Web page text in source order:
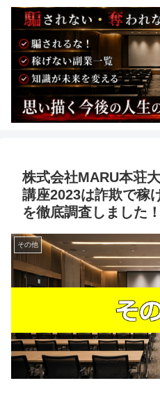
株式会社MARU本荘
講座2023は詐欺で稼
を徹底調査しました！
その他